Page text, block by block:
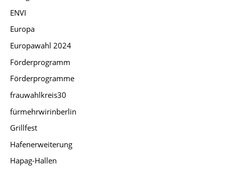
ENVI
Europa
Europawahl 2024
Förderprogramm
Förderprogramme
frauwahlkreis30
fürmehrwirinberlin
Grillfest
Hafenerweiterung
Hapag-Hallen